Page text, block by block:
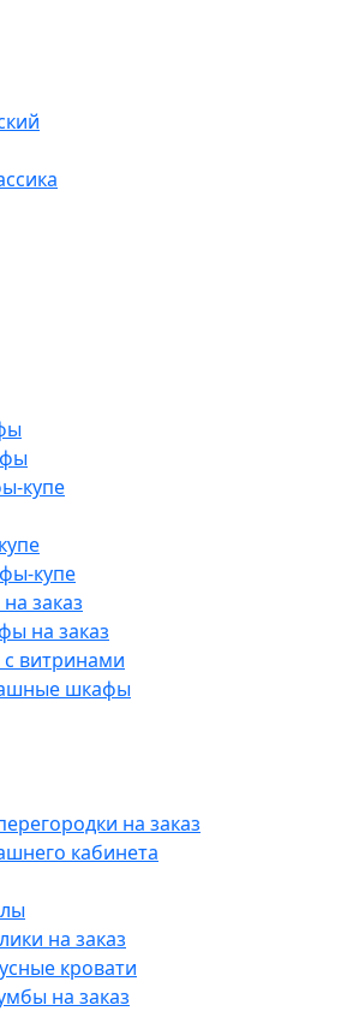
купе
купе
заказ
на заказ
витринами
шкафы
на заказ
кабинета
на заказ
кровати
на заказ